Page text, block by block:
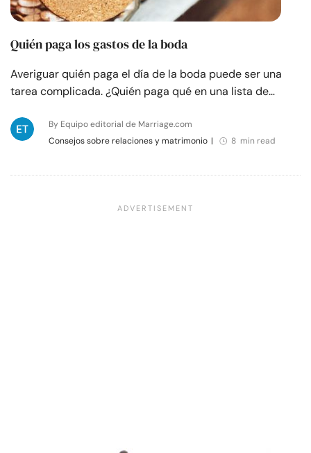
Quién paga los gastos de la boda
Averiguar quién paga el día de la boda puede ser una
tarea complicada. ¿Quién paga qué en una lista de…
By Equipo editorial de Marriage.com
Consejos sobre relaciones y matrimonio | 8 min read